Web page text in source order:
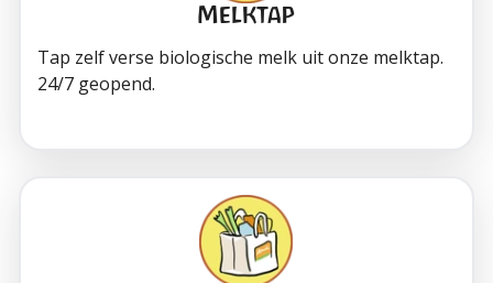
Melktap
Tap zelf verse biologische melk uit onze melktap.
24/7 geopend.